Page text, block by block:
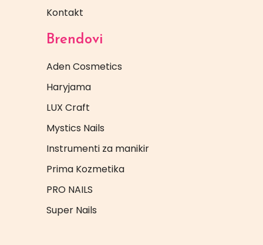
Kontakt
Brendovi
Aden Cosmetics
Haryjama
LUX Craft
Mystics Nails
Instrumenti za manikir
Prima Kozmetika
PRO NAILS
Super Nails